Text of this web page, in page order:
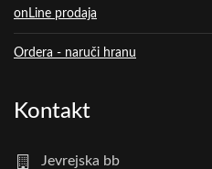
onLine prodaja
Ordera - naruči hranu
Kontakt
Jevrejska bb